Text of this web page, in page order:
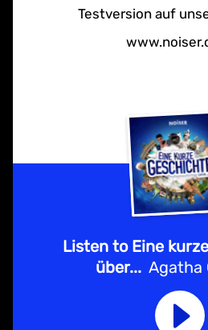
Testversion auf
Listen to Eine
über... Agatha